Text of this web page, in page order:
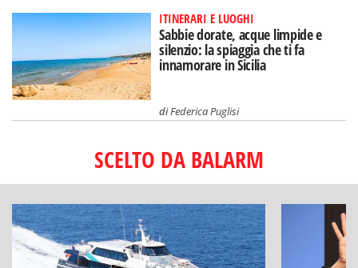
ITINERARI E LUOGHI
Sabbie dorate, acque limpide e
silenzio: la spiaggia che ti fa
innamorare in Sicilia
diFederica Puglisi
SCELTO DA BALARM